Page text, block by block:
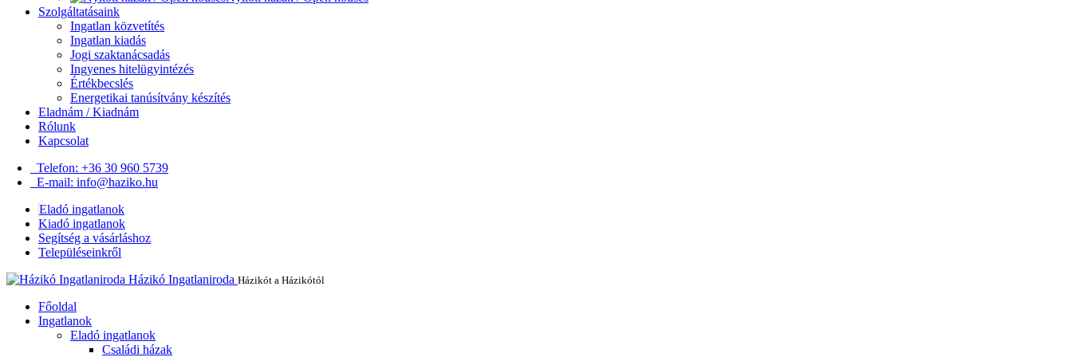
Szolgáltatásaink
Ingatlan közvetítés
Ingatlan kiadás
Jogi szaktanácsadás
Ingyenes hitelügyintézés
Értékbecslés
Energetikai tanúsítvány készítés
Eladnám / Kiadnám
Rólunk
Kapcsolat
Telefon: +36 30 960 5739
E-mail: info@haziko.hu
Eladó ingatlanok
Kiadó ingatlanok
Segítség a vásárláshoz
Településeinkről
Házikó Ingatlaniroda Házikót a Házikótól
Főoldal
Ingatlanok
Eladó ingatlanok
Családi házak